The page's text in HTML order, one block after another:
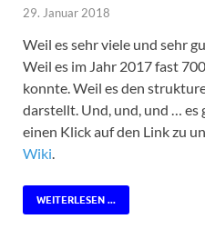
29. Januar 2018
Weil es sehr viele und sehr
Weil es im Jahr 2017 fast
konnte. Weil es den
darstellt. Und, und, und …
einen Klick auf den Link zu
Wiki.
WEITERLESEN ...